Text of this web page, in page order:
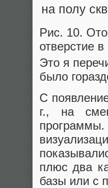
Рис. 10.
отверстие
Это я
было
С
г., на
плюс два
базы или с